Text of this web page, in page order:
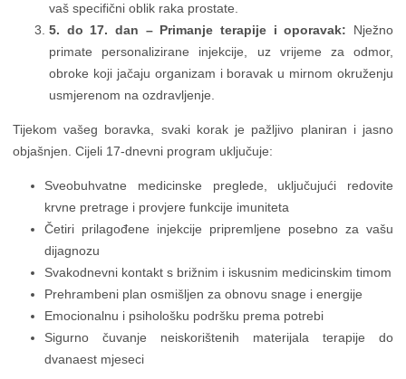
vaš specifični oblik raka prostate.
5. do 17. dan – Primanje terapije i oporavak: Nježno
primate personalizirane injekcije, uz vrijeme za odmor,
obroke koji jačaju organizam i boravak u mirnom okruženju
usmjerenom na ozdravljenje.
Tijekom vašeg boravka, svaki korak je pažljivo planiran i jasno
objašnjen. Cijeli 17-dnevni program uključuje:
Sveobuhvatne medicinske preglede, uključujući redovite
krvne pretrage i provjere funkcije imuniteta
Četiri prilagođene injekcije pripremljene posebno za vašu
dijagnozu
Svakodnevni kontakt s brižnim i iskusnim medicinskim timom
Prehrambeni plan osmišljen za obnovu snage i energije
Emocionalnu i psihološku podršku prema potrebi
Sigurno čuvanje neiskorištenih materijala terapije do
dvanaest mjeseci